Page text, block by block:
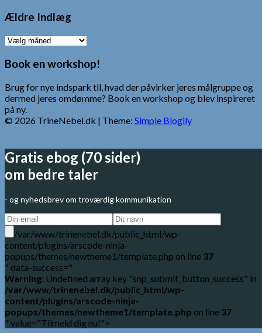
Ældre Indlæg
Ældre
Book en workshop!
Brug for nye indspark til, hvad der påvirker jeres målgruppe og
dermed jeres omdømme? Book en workshop og blev inspireret
på ny.
© 2026 TrineNebel.dk | Theme: Simple Blogily
Gratis ebog (70 sider)
om bedre taler
- og nyhedsbrev om troværdig kommunikation
/var/www/trinenebel.dk/public_html/wp-
content/plugins/arscode-ninja-
popups/themes/newtheme1/template.php on line 37
" data-success="
Warning: Undefined array key "snp_submit_button_success" in
/var/www/trinenebel.dk/public_html/wp-
content/plugins/arscode-ninja-
popups/themes/newtheme1/template.php on line 37
" value="Tilmeld dig nu!">